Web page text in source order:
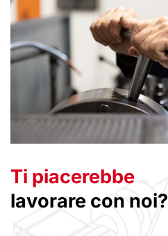
Ti piacerebbe
lavorare con noi?